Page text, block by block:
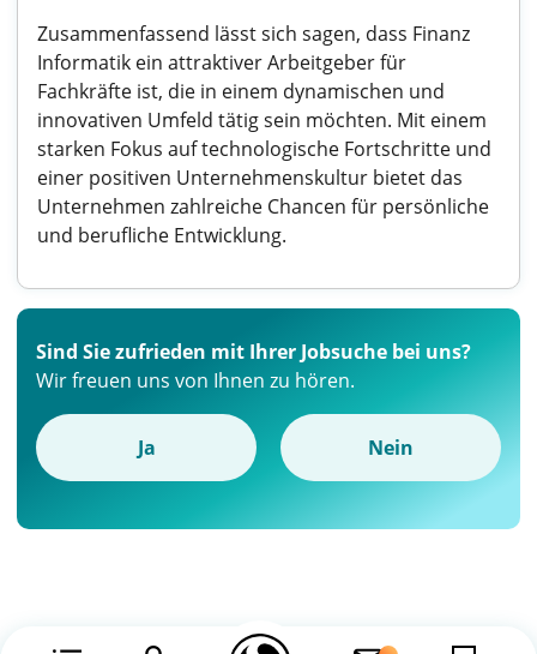
Zusammenfassend lässt sich sagen, dass Finanz
Informatik ein attraktiver Arbeitgeber für
Fachkräfte ist, die in einem dynamischen und
innovativen Umfeld tätig sein möchten. Mit einem
starken Fokus auf technologische Fortschritte und
einer positiven Unternehmenskultur bietet das
Unternehmen zahlreiche Chancen für persönliche
und berufliche Entwicklung.
Sind Sie zufrieden mit Ihrer Jobsuche bei uns?
Wir freuen uns von Ihnen zu hören.
Ja Nein